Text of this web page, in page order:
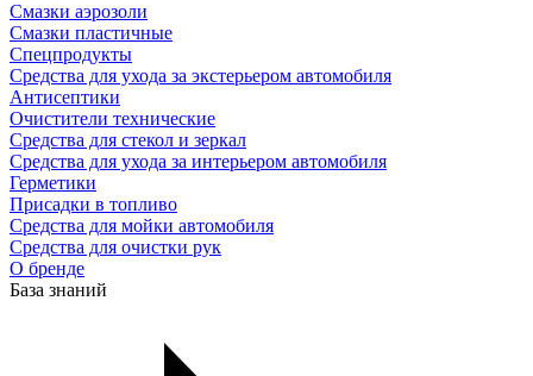
Смазки аэрозоли
Смазки пластичные
Спецпродукты
Средства для ухода за экстерьером автомобиля
Антисептики
Очистители технические
Средства для стекол и зеркал
Средства для ухода за интерьером автомобиля
Герметики
Присадки в топливо
Средства для мойки автомобиля
Средства для очистки рук
О бренде
База знаний